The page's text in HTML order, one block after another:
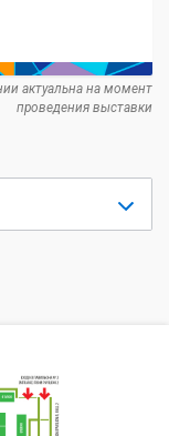
актуальна на момент
проведения выставки